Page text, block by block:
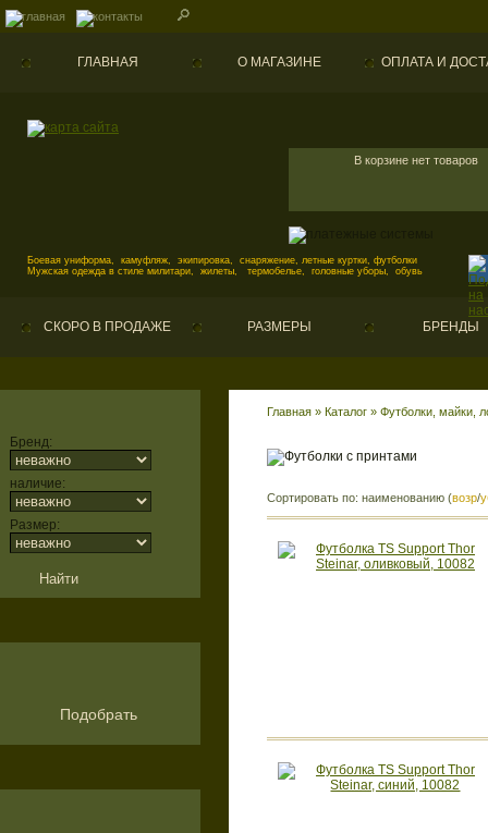
ГЛАВНАЯ О МАГАЗИНЕ ОПЛАТА И
В корзине нет товаров
Боевая униформа, камуфляж, экипировка, снаряжение, летные куртки, футболки
Мужская одежда в стиле милитари, жилеты, термобелье, головные уборы, обувь
СКОРО В ПРОДАЖЕ РАЗМЕРЫ БРЕНДЫ
Бренд:
наличие:
Размер:
Подобрать
Главная » Каталог » Футболки, майки,
Сортировать по: наименованию (возр/